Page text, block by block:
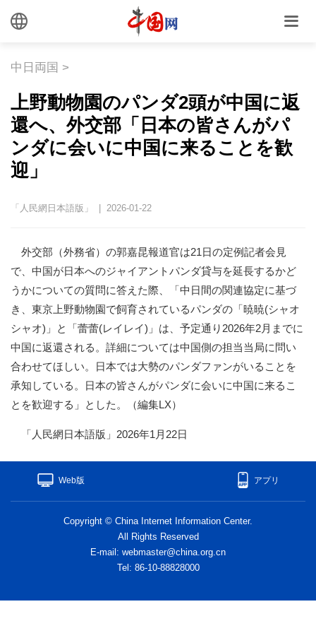
中日両国 >
上野動物園のパンダ2頭が中国に返
還へ、外交部「日本の皆さんがパ
ンダに会いに中国に来ることを歓
迎」
「人民網日本語版」 | 2026-01-22
外交部（外務省）の郭嘉昆報道官は21日の定例記者会見
で、中国が日本へのジャイアントパンダ貸与を延長するかど
うかについての質問に答えた際、「中日間の関連協定に基づ
き、東京上野動物園で飼育されているパンダの「暁暁(シャオ
シャオ)」と「蕾蕾(レイレイ)」は、予定通り2026年2月までに
中国に返還される。詳細については中国側の担当当局に問い
合わせてほしい。日本では大勢のパンダファンがいることを
承知している。日本の皆さんがパンダに会いに中国に来るこ
とを歓迎する」とした。（編集LX）
「人民網日本語版」2026年1月22日
Web版 アプリ
Copyright © China Internet Information Center.
All Rights Reserved
E-mail: webmaster@china.org.cn
Tel: 86-10-88828000